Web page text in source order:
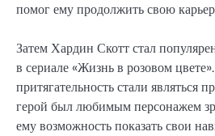
помог ему продолжить свою
Затем Хардин Скотт стал
в сериале «Жизнь в розовом
притягательность стали являться
герой был любимым персонажем
ему возможность показать свои